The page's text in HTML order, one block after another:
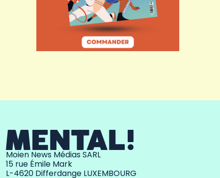
Moien News Médias SARL
15 rue Émile Mark
L-4620 Differdange LUXEMBOURG